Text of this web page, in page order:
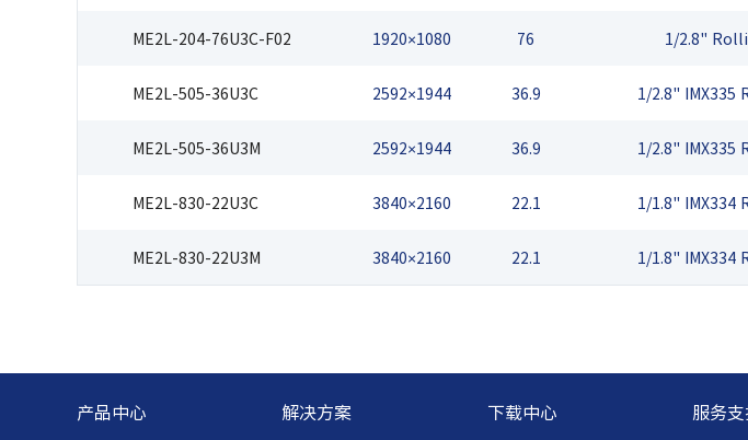
ME2L-204-76U3C-F02 1920×1080 76 1/2.8"
ME2L-505-36U3C 2592×1944 36.9 1/2.8" IMX335
ME2L-505-36U3M 2592×1944 36.9 1/2.8" IMX335
ME2L-830-22U3C 3840×2160 22.1 1/1.8" IMX334
ME2L-830-22U3M 3840×2160 22.1 1/1.8" IMX334
产品中心 解决方案 下载中心 服务